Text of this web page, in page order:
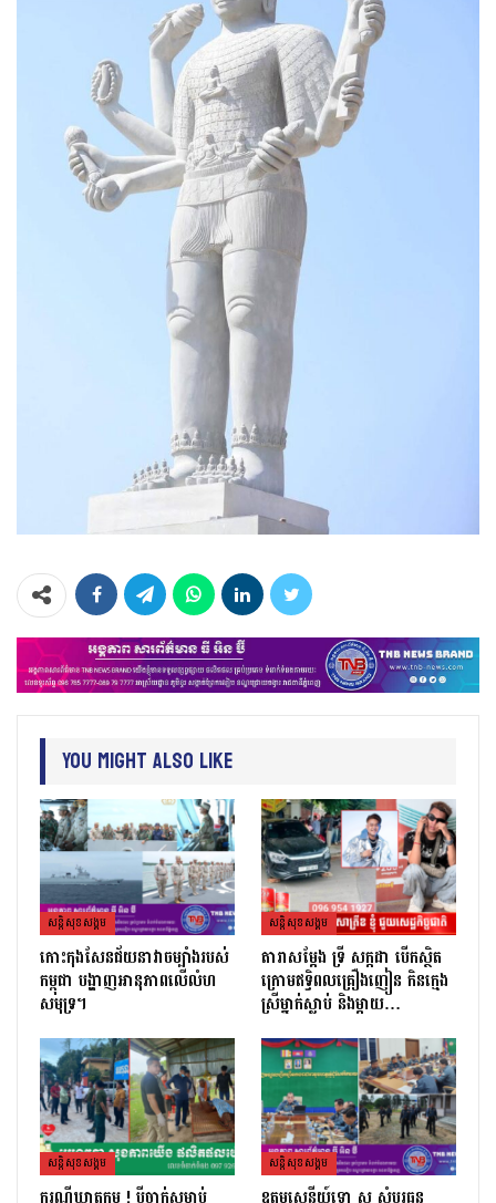
You Might Also Like
សន្តិសុខសង្គម
កោះកុងសែនជ័យនាវាចម្បាំងរបស់
កម្ពុជា បង្ហាញអានុភាពលើលំហ
សមុទ្រ។
សន្តិសុខសង្គម
តារាសម្ដែង ទ្រី សក្កដា បើកស្ថិត
ក្រោមឥទ្ធិពលគ្រឿងញៀន កិនក្មេង
ស្រីម្នាក់ស្លាប់ និងម្ដាយ…
សន្តិសុខសង្គម សន្តិសុខសង្គម